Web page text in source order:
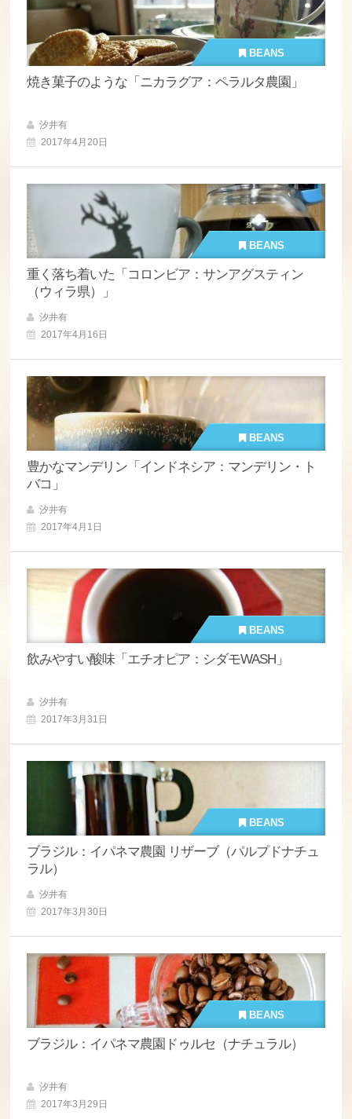
BEANS
焼き菓子のような「ニカラグア：ペラルタ農園」
汐井有
2017年4月20日
BEANS
重く落ち着いた「コロンビア：サンアグスティン
（ウィラ県）」
汐井有
2017年4月16日
BEANS
豊かなマンデリン「インドネシア：マンデリン・ト
バコ」
汐井有
2017年4月1日
BEANS
飲みやすい酸味「エチオピア：シダモWASH」
汐井有
2017年3月31日
BEANS
ブラジル：イパネマ農園 リザーブ（パルプドナチュ
ラル）
汐井有
2017年3月30日
BEANS
ブラジル：イパネマ農園ドゥルセ（ナチュラル）
汐井有
2017年3月29日